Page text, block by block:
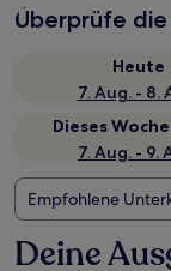
Überprüfe
Heute
7. Aug. - 8.
Dieses
7. Aug. - 9.
Empfohlene
Deine